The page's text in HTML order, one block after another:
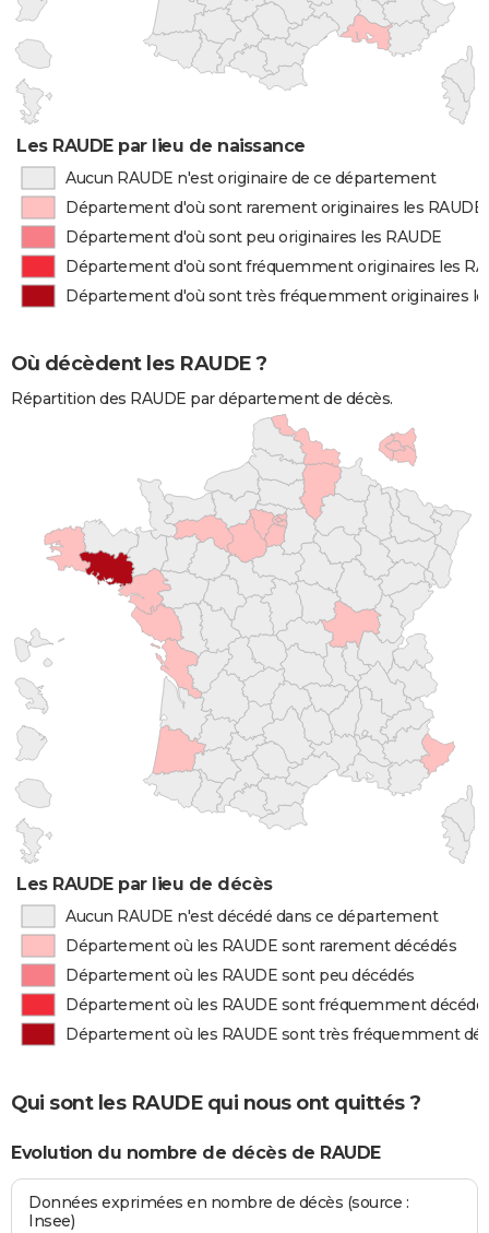
Les RAUDE par lieu de naissance
Aucun RAUDE n'est originaire de ce département
Département d'où sont rarement originaires les RAUDE
Département d'où sont peu originaires les RAUDE
Département d'où sont fréquemment originaires les
Département d'où sont très fréquemment originaires
Où décèdent les RAUDE ?
Répartition des RAUDE par département de décès.
Les RAUDE par lieu de décès
Aucun RAUDE n'est décédé dans ce département
Département où les RAUDE sont rarement décédés
Département où les RAUDE sont peu décédés
Département où les RAUDE sont fréquemment
Département où les RAUDE sont très fréquemment
Qui sont les RAUDE qui nous ont quittés ?
Evolution du nombre de décès de RAUDE
Données exprimées en nombre de décès (source :
Insee)